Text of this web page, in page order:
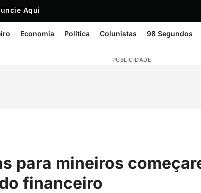
Aqui
Economia Política Colunistas 98 Segundos
PUBLICIDADE
para mineiros
financeiro